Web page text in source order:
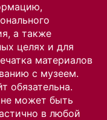
а также
целях и для
материалов
с музеем.
обязательна.
может быть
в любой